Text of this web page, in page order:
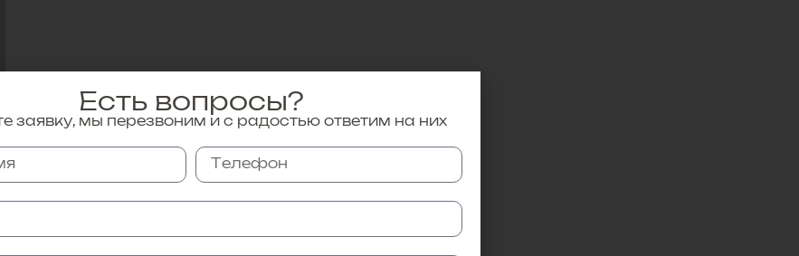
Есть вопросы?
заявку, мы перезвоним и с радостью ответим на них